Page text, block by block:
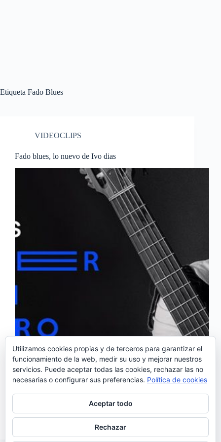
Etiqueta Fado Blues
VIDEOCLIPS
Fado blues, lo nuevo de Ivo dias
«Guerreiro» es el segundo trabajo del cantante luso-
brasileño Ivo Dias. Es un álbum que intenta conectar
lo clásico con lo contemporáneo, pasado y presente.
Este álbum fusiona diferentes géneros musicales
propios de culturas lusófonas como el fado, la
bossanova y la morna. En…
Noemí Sánchez
06/12/2018
Utilizamos cookies propias y de terceros para garantizar el
funcionamiento de la web, medir su uso y mejorar nuestros
servicios. Puede aceptar todas las cookies, rechazar las no
necesarias o configurar sus preferencias. Política de cookies
Aceptar todo
Rechazar